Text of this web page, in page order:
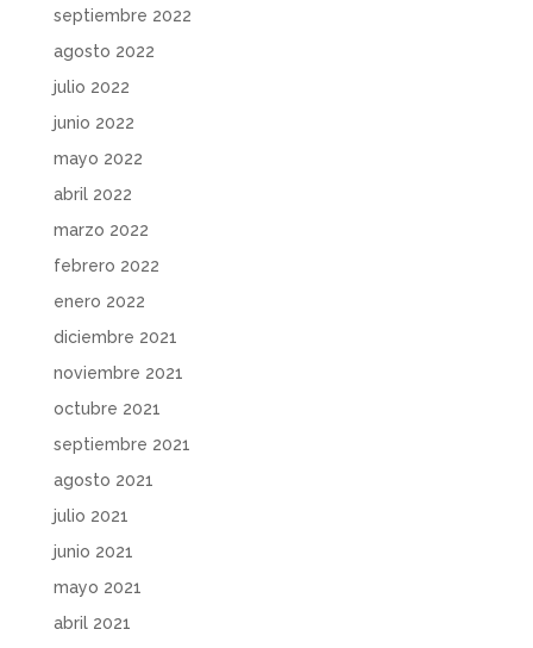
septiembre 2022
agosto 2022
julio 2022
junio 2022
mayo 2022
abril 2022
marzo 2022
febrero 2022
enero 2022
diciembre 2021
noviembre 2021
octubre 2021
septiembre 2021
agosto 2021
julio 2021
junio 2021
mayo 2021
abril 2021